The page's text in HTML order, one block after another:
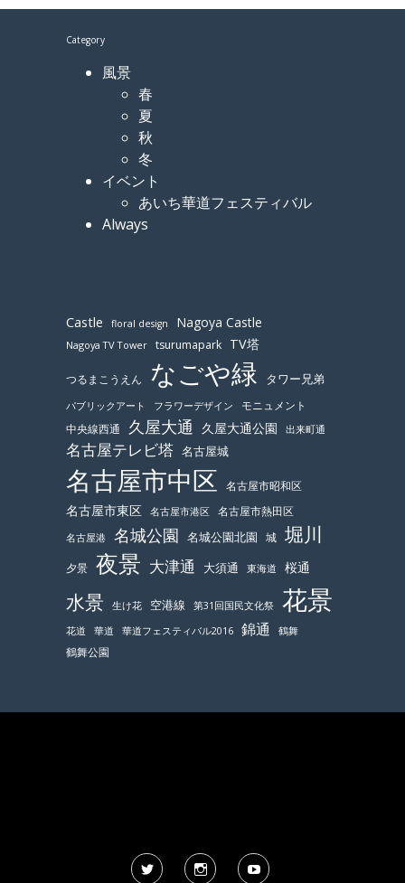
Category
風景
春
夏
秋
冬
イベント
あいち華道フェスティバル
Always
Castle floral design Nagoya Castle
Nagoya TV Tower tsurumapark TV塔
つるまこうえん なごや緑 タワー兄弟
パブリックアート フラワーデザイン
モニュメント
中央線西通
久屋大通 久屋大通公園 出来町通
名古屋テレビ塔 名古屋城
名古屋市中区 名古屋市昭和区
名古屋市東区 名古屋市港区 名古屋市熱田区
名古屋港 名城公園 名城公園北園 城 堀川
夕景 夜景 大津通 大須通 東海道 桜通
水景 生け花 空港線 第31回国民文化祭 花景
花道 華道 華道フェスティバル2016 錦通 鶴舞
鶴舞公園